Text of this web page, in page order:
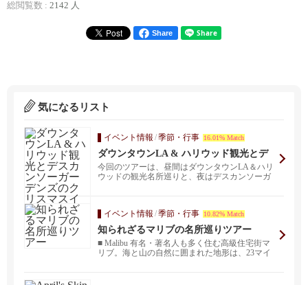
総閲覧数 : 2142 人
Share
気になるリスト
イベント情報 /季節・行事 16.01% Match
ダウンタウンLA & ハリウッド観光とデ
スカンソーガーデンズのクリスマスイル
ミネーションツアー
今回のツアーは、昼間はダウンタウンLA＆ハリ
ウッドの観光名所巡りと、夜はデスカンソーガ
イベント情報 /季節・行事 10.82% Match
知られざるマリブの名所巡りツアー
■ Malibu 有名・著名人も多く住む高級住宅街マ
リブ。海と山の自然に囲まれた地形は、23マイ